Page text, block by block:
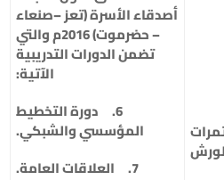
أصدقاء الأسرة (تعز –صنعاء
– حضرموت) 2016م والتي
تضمن الدورات التدريبية
الآتية:
6. دورة التخطيط
المؤسسي والشبكي.
7. العلاقات العامة.